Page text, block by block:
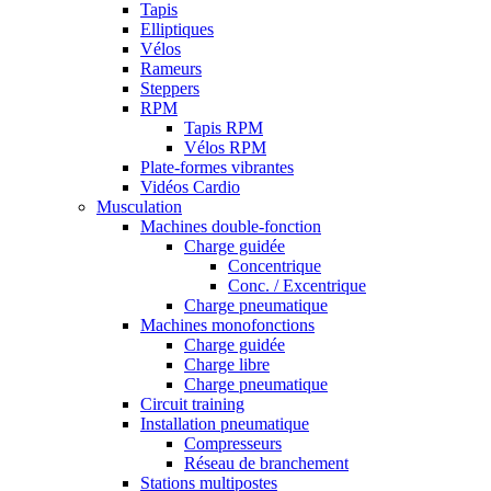
Tapis
Elliptiques
Vélos
Rameurs
Steppers
RPM
Tapis RPM
Vélos RPM
Plate-formes vibrantes
Vidéos Cardio
Musculation
Machines double-fonction
Charge guidée
Concentrique
Conc. / Excentrique
Charge pneumatique
Machines monofonctions
Charge guidée
Charge libre
Charge pneumatique
Circuit training
Installation pneumatique
Compresseurs
Réseau de branchement
Stations multipostes